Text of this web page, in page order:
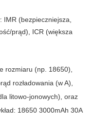
(bezpieczniejsza,
prąd), ICR (większa
rozmiaru (np. 18650),
rozładowania (w A),
litowo-jonowych), oraz
18650 3000mAh 30A